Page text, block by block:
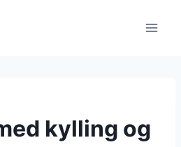
kylling og